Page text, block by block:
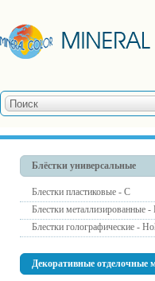
Блёстки универсальные
Блестки пластиковые - С
Блестки металлизированные -
Блестки голографические -
Декоративные отделочные